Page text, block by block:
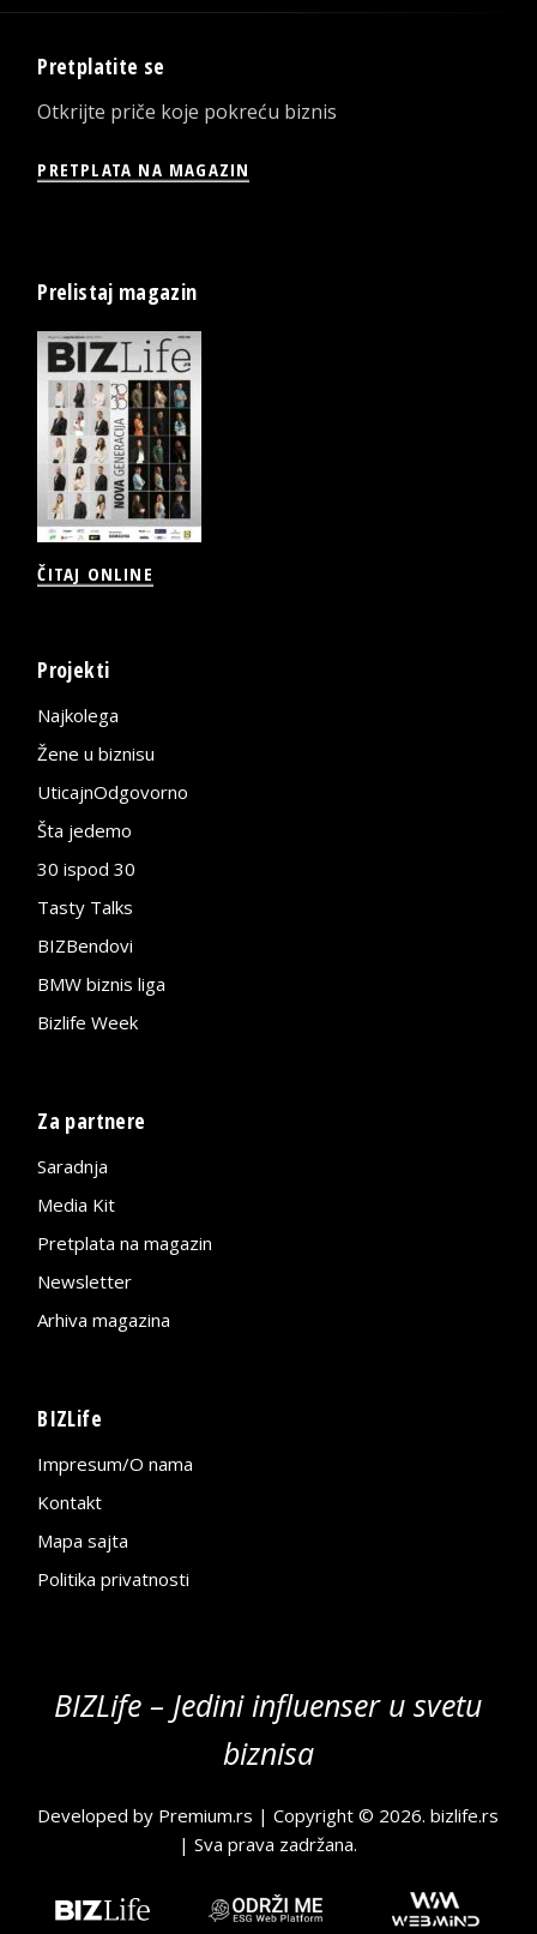
Pretplatite se
Otkrijte priče koje pokreću biznis
PRETPLATA NA MAGAZIN
Prelistaj magazin
ČITAJ ONLINE
Projekti
Najkolega
Žene u biznisu
UticajnOdgovorno
Šta jedemo
30 ispod 30
Tasty Talks
BIZBendovi
BMW biznis liga
Bizlife Week
Za partnere
Saradnja
Media Kit
Pretplata na magazin
Newsletter
Arhiva magazina
BIZLife
Impresum/O nama
Kontakt
Mapa sajta
Politika privatnosti
BIZLife – Jedini influenser u svetu
biznisa
Developed by Premium.rs | Copyright © 2026.bizlife.rs
| Sva prava zadržana.